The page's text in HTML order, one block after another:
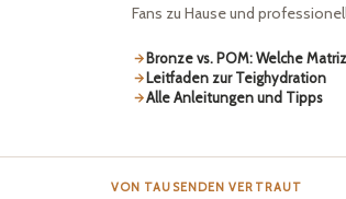
Fans zu Hause und
Bronze vs. POM: Welche
Leitfaden zur Teighydration
Alle Anleitungen und Tipps
VON TAUSENDEN VERTRAUT